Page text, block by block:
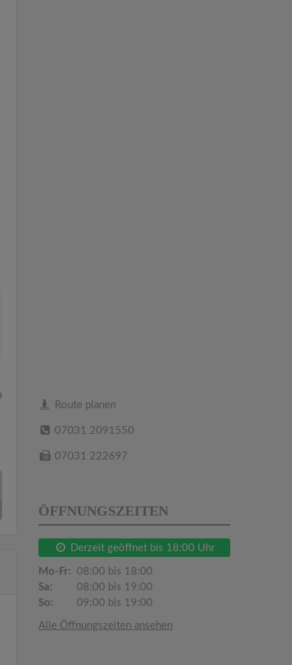
Route planen
07031 2091550
07031 222697
ÖFFNUNGSZEITEN
Derzeit geöffnet bis 18:00 Uhr
Mo-Fr: 08:00 bis 18:00
Sa:
08:00 bis 19:00
So:
09:00 bis 19:00
Alle Öffnungszeiten ansehen